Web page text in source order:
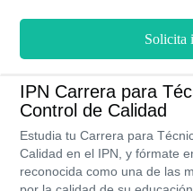
materiales y financieros.
de 5 niveles con una
de 4 años a 4 años y medio.
Solicita
IPN Carrera para
Control de Calidad
Estudia tu Carrera para
Calidad en el IPN, y fórmate
reconocida como una de las